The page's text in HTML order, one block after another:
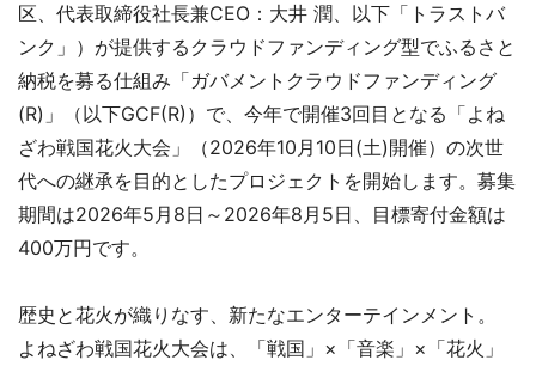
区、代表取締役社長兼CEO：大井 潤、以下「トラストバ
ンク」）が提供するクラウドファンディング型でふるさと
納税を募る仕組み「ガバメントクラウドファンディング
(R)」（以下GCF(R)）で、今年で開催3回目となる「よね
ざわ戦国花火大会」（2026年10月10日(土)開催）の次世
代への継承を目的としたプロジェクトを開始します。募集
期間は2026年5月8日～2026年8月5日、目標寄付金額は
400万円です。
歴史と花火が織りなす、新たなエンターテインメント。
よねざわ戦国花火大会は、「戦国」×「音楽」×「花火」